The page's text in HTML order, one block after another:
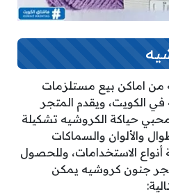
من اماكن بيع مستلزمات
الكويت، ويقدم المتجر
حياكة الكروشيه تشكيلة
والألوان والسماكات
أنواع الاستخدامات، وللحصول
جنون كروشيه يمكن